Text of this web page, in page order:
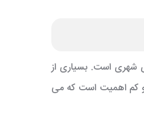
شهری است. بسیاری از
کم اهمیت است که می